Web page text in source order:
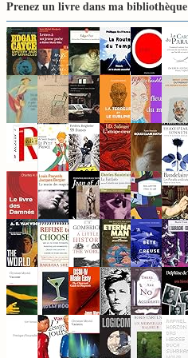
Prenez un livre dans ma bibliothèque